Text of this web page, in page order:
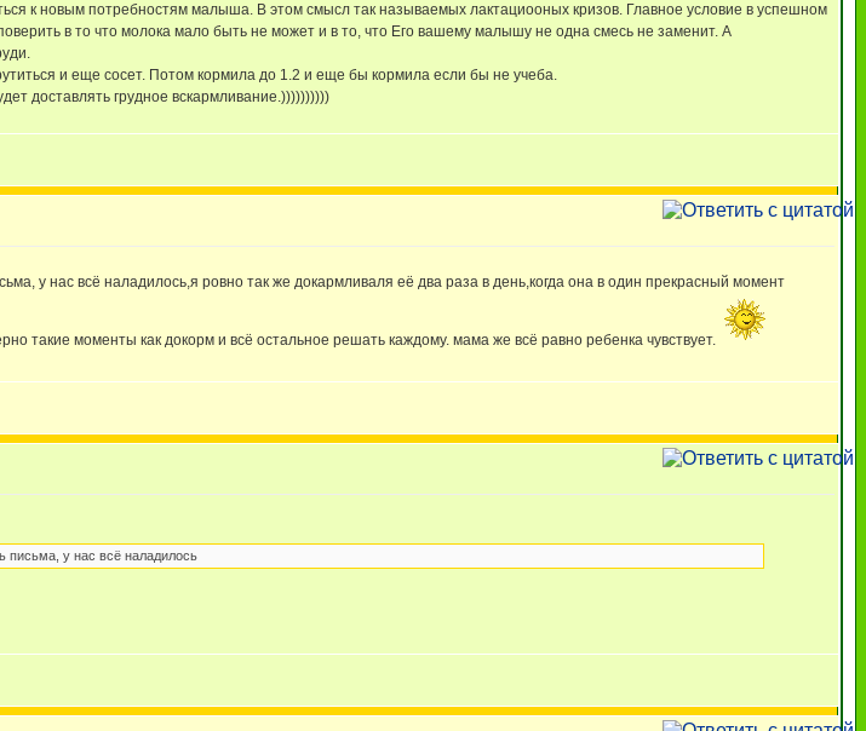
к новым потребностям малыша. В этом смысл так называемых лактациооных кризов. Главное условие в успешном
в то что молока мало быть не может и в то, что Его вашему малышу не одна смесь не заменит. А
и еще сосет. Потом кормила до 1.2 и еще бы кормила если бы не учеба.
доставлять грудное вскармливание.))))))))))
у нас всё наладилось,я ровно так же докармливаля её два раза в день,когда она в один прекрасный момент
такие моменты как докорм и всё остальное решать каждому. мама же всё равно ребенка чувствует.
письма, у нас всё наладилось